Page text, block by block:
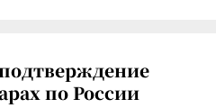
по России